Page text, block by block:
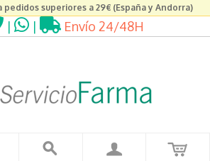
pedidos superiores a 29€ (España y Andorra)
| | Envío 24/48H